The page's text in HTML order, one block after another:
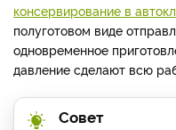
консервирование в
полуготовом виде
одновременное
давление сделают всю
Совет